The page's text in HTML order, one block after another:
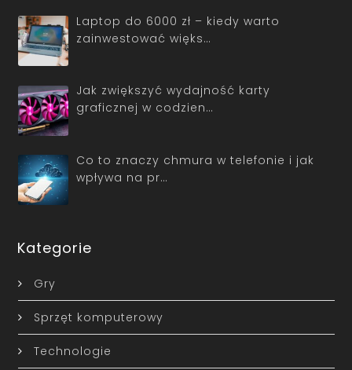
Laptop do 6000 zł – kiedy warto
zainwestować więks…
Jak zwiększyć wydajność karty
graficznej w codzien…
Co to znaczy chmura w telefonie i jak
wpływa na pr…
Kategorie
Gry
Sprzęt komputerowy
Technologie